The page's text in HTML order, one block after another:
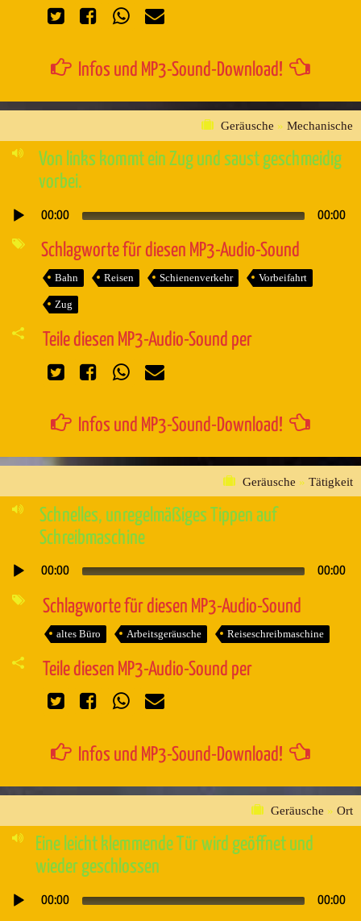
Infos und MP3-Sound-Download!
Geräusche » Mechanische
Von links kommt ein Zug und saust geschmeidig
vorbei.
Audio-
00:00 00:00
Schlagworte für diesen MP3-Audio-Sound
Bahn Reisen Schienenverkehr Vorbeifahrt
Zug
Teile diesen MP3-Audio-Sound per
Infos und MP3-Sound-Download!
Geräusche » Tätigkeit
Schnelles, unregelmäßiges Tippen auf
Schreibmaschine
Audio-
00:00 00:00
Schlagworte für diesen MP3-Audio-Sound
altes Büro Arbeitsgeräusche Reiseschreibmaschine
Teile diesen MP3-Audio-Sound per
Infos und MP3-Sound-Download!
Geräusche » Ort
Eine leicht klemmende Tür wird geöffnet und
wieder geschlossen
Audio-
00:00 00:00